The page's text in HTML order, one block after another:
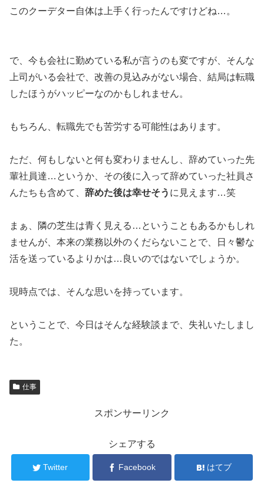
このクーデター自体は上手く行ったんですけどね…。
で、今も会社に勤めている私が言うのも変ですが、そんな
上司がいる会社で、改善の見込みがない場合、結局は転職
したほうがハッピーなのかもしれません。
もちろん、転職先でも苦労する可能性はあります。
ただ、何もしないと何も変わりませんし、辞めていった先
輩社員達…というか、その後に入って辞めていった社員さ
んたちも含めて、 辞めた後は幸せそう に見えます…笑
まぁ、隣の芝生は青く見える…ということもあるかもしれ
ませんが、本来の業務以外のくだらないことで、日々鬱な
活を送っているよりかは…良いのではないでしょうか。
現時点では、そんな思いを持っています。
ということで、今日はそんな経験談まで、失礼いたしまし
た。
仕事
スポンサーリンク
シェアする
Twitter Facebook はてブ